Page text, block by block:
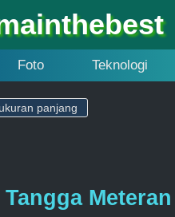
Foto Teknologi
panjang
Meteran